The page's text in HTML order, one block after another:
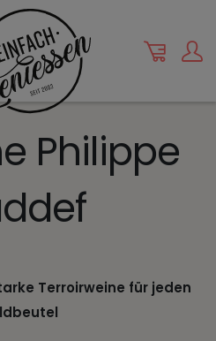
Philippe
Terroirweine für jeden